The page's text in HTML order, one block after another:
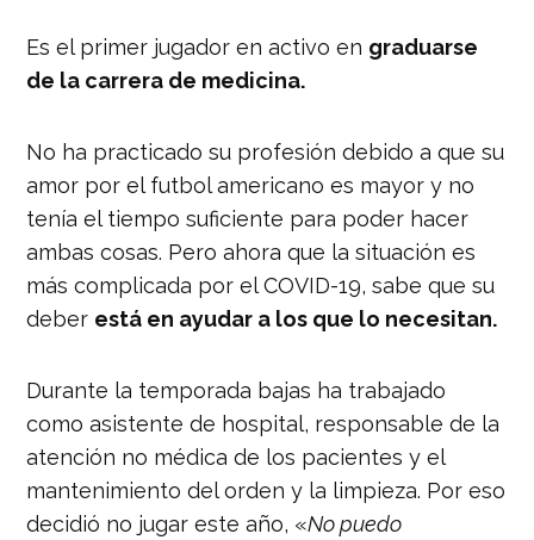
Es el primer jugador en activo en graduarse
de la carrera de medicina.
No ha practicado su profesión debido a que su
amor por el futbol americano es mayor y no
tenía el tiempo suficiente para poder hacer
ambas cosas. Pero ahora que la situación es
más complicada por el COVID-19, sabe que su
deber está en ayudar a los que lo necesitan.
Durante la temporada bajas ha trabajado
como asistente de hospital, responsable de la
atención no médica de los pacientes y el
mantenimiento del orden y la limpieza. Por eso
decidió no jugar este año, «No puedo